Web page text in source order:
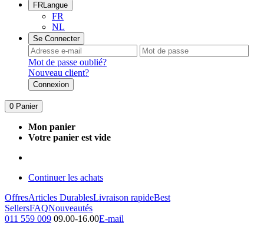
FRLangue
FR
NL
Se Connecter
Mot de passe oublié?
Nouveau client?
Connexion
0 Panier
Mon panier
Votre panier est vide
Continuer les achats
OffresArticles DurablesLivraison rapideBest
SellersFAQNouveautés
011 559 009 09.00-16.00E-mail